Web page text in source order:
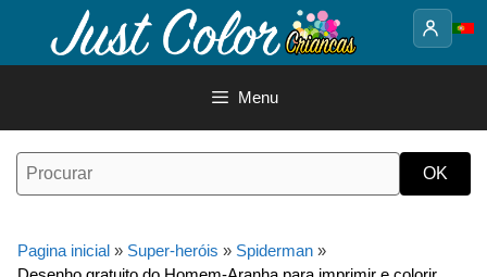
o
Menu
Pagina inicial » Super-heróis » Spiderman »